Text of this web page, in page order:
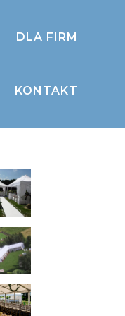
DLA FIRM
KONTAKT